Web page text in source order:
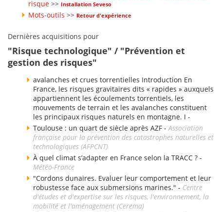
risque >> Installation Seveso
Mots-outils >> Retour d'expérience
Dernières acquisitions pour
"Risque technologique" / "Prévention et
gestion des risques"
avalanches et crues torrentielles Introduction En
France, les risques gravitaires dits « rapides » auxquels
appartiennent les écoulements torrentiels, les
mouvements de terrain et les avalanches constituent
les principaux risques naturels en montagne. I -
Toulouse : un quart de siècle après AZF -Association
française pour la prévention des catastrophes naturelles et
technologiques (AFPCNT)
À quel climat s’adapter en France selon la TRACC ? -
Météo-France
"Cordons dunaires. Evaluer leur comportement et leur
robustesse face aux submersions marines." - Centre
d'études et d'expertise sur les risques, l'environnement, la
mobilité et l'aménagement (Cerema)